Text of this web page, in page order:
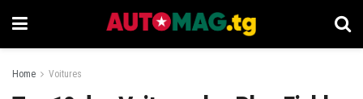
Home Voitures